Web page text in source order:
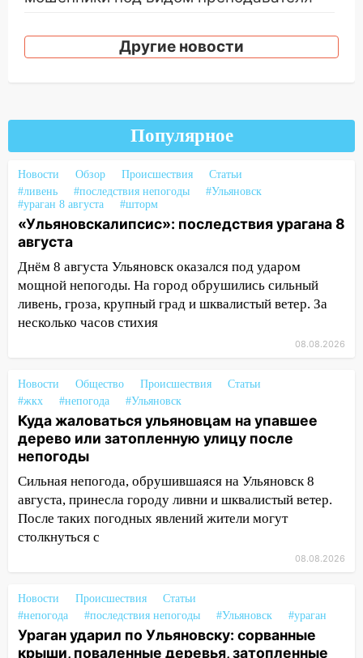
упавшее дерево или затопленную улицу
после непогоды
строящегося дома
13:54 В мэрии Ульяновска рассказали,
как устраняют последствия мощного
шторма
13:49 Стихия продолжает крушить
Ульяновск: дерево рухнуло на дом на
Орджоникидзе
13:47 На Нижней Террасе мощным
ветром вырвало дерево с корнем
Сильный ветер сорвал крышу с
13:35
Непогода продолжает бить по
транспорту: в Ульяновске трамвай
сошёл с рельсов
13:22 Упавшие деревья перекрыли
дороги в Ульяновске: фото
13:17 Непогода в Ульяновске не
закончится сегодня: сильные ливни
сохранятся 9 августа
Трижды «брал в долг» без спроса:
знакомого 191 тысячу рублей
13:14 Ураган оторвал светофор на
проспекте Филатова в Ульяновске
Другие новости
Популярное
Новости Обзор Происшествия
Статьи
#ливень
#последствия непогоды
#Ульяновск
#ураган 8 августа
#шторм
«Ульяновскалипсис»: последствия урагана 8
августа
Днём 8 августа Ульяновск оказался под ударом
мощной непогоды. На город обрушились сильный
ливень, гроза, крупный град и шквалистый ветер. За
несколько часов стихия
08.08.2026
Новости Общество Происшествия
Статьи
#жкх
#непогода #Ульяновск
Куда жаловаться ульяновцам на упавшее
дерево или затопленную улицу после
непогоды
Сильная непогода, обрушившаяся на Ульяновск 8
августа, принесла городу ливни и шквалистый ветер.
После таких погодных явлений жители могут
столкнуться с
08.08.2026
Новости Происшествия
Статьи
#непогода
#последствия непогоды #Ульяновск #ураган
Ураган ударил по Ульяновску: сорванные
крыши, поваленные деревья, затопленные